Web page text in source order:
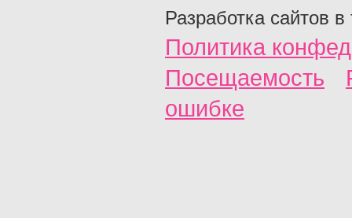
Разработка сайтов в
Политика
Посещаемость
ошибке